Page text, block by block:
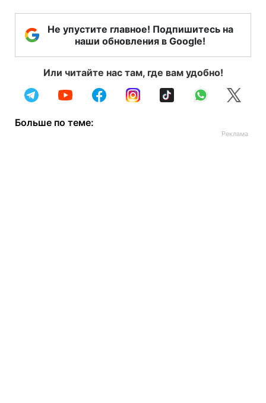
Не упустите главное! Подпишитесь на
наши обновления в Google!
Или читайте нас там, где вам удобно!
Больше по теме: